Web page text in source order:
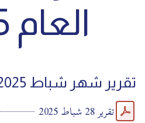
العام 2025
تقرير شهر شباط 2025
تقرير 28 شباط 2025